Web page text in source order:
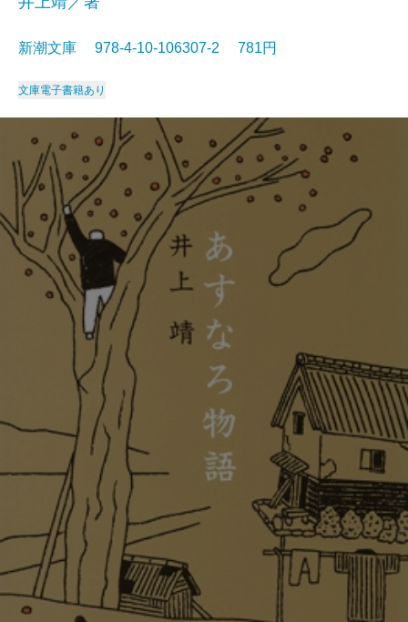
新潮文庫 978-4-10-106307-2 781円
文庫電子書籍あり